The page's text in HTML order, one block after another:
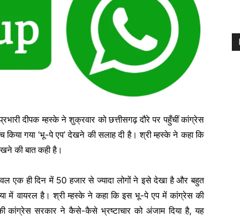
दीपक म्हस्के ने शुक्रवार को छत्तीसगढ़ दौरे पर पहुँचीं कांग्रेस
किया गया ‘भू-पे एप’ देखने की सलाह दी है। श्री म्हस्के ने कहा कि
की बात कही है।
एक ही दिन में 50 हजार से ज्यादा लोगों ने इसे देखा है और बहुत
में वायरल है। श्री म्हस्के ने कहा कि इस भू-पे एप में कांग्रेस की
कांग्रेस सरकार ने कैसे-कैसे भ्रष्टाचार को अंजाम दिया है, यह